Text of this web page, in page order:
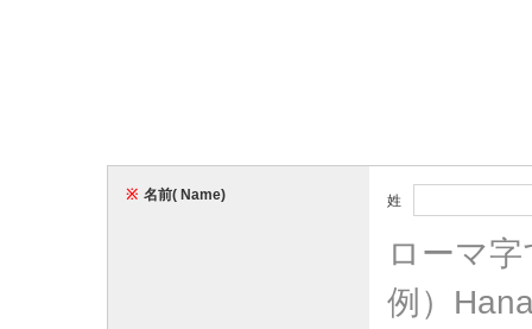
※ 名前( Name) 姓
ローマ
例）